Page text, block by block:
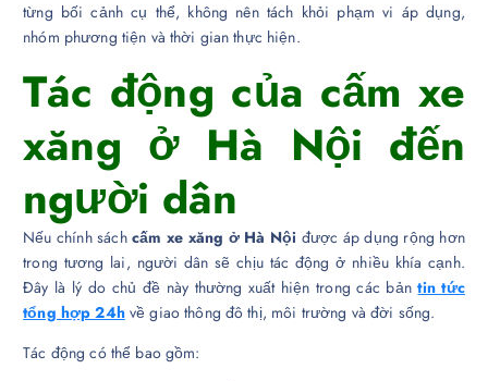
từng bối cảnh cụ thể, không nên tách khỏi phạm vi áp dụng,
nhóm phương tiện và thời gian thực hiện.
Tác động của cấm xe
xăng ở Hà Nội đến
người dân
Nếu chính sáchcấm xe xăng ở Hà Nội được áp dụng rộng hơn
trong tương lai, người dân sẽ chịu tác động ở nhiều khía cạnh.
Đây là lý do chủ đề này thường xuất hiện trong các bảntin tức
tổng hợp 24hvề giao thông đô thị, môi trường và đời sống.
Tác động có thể bao gồm: